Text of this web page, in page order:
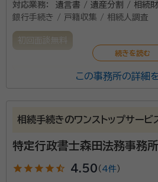
対応業務：
遺言書 / 遺産分割 / 相続
銀行手続き / 戸籍収集 / 相続人調査
初回面談無料
相続に関する問題をワンストップ
この事務所の詳細
相続手続きのワンストップサービ
特定行政書士森田法務事務所
star star star star star_half 4.50 （ 4件 ）